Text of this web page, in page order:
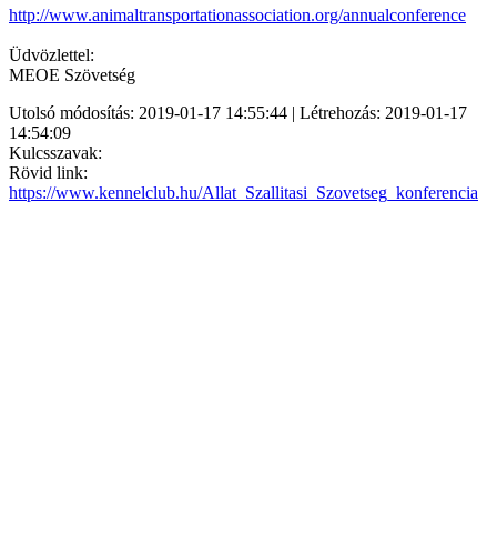
http://www.animaltransportationassociation.org/annualconference
Üdvözlettel:
MEOE Szövetség
Utolsó módosítás: 2019-01-17 14:55:44 | Létrehozás: 2019-01-17
14:54:09
Kulcsszavak:
Rövid link:
https://www.kennelclub.hu/Allat_Szallitasi_Szovetseg_konferencia